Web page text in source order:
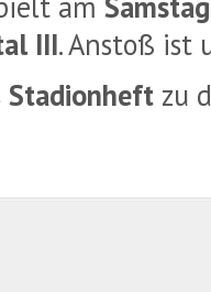
III. Anstoß ist
Stadionheft zu